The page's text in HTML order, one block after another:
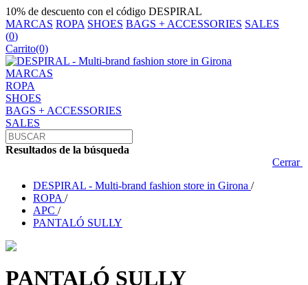
10% de descuento con el código DESPIRAL
MARCAS ROPA SHOES BAGS + ACCESSORIES SALES
(0)
Carrito(0)
MARCAS
ROPA
SHOES
BAGS + ACCESSORIES
SALES
Resultados de la búsqueda
Cerrar
DESPIRAL - Multi-brand fashion store in Girona /
ROPA /
APC /
PANTALÓ SULLY
PANTALÓ SULLY